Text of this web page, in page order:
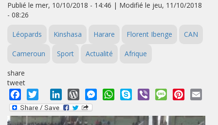
Publié le mer, 10/10/2018 - 14:46 | Modifié le jeu, 11/10/2018
- 08:26
Léopards Kinshasa Harare Florent Ibenge CAN
Cameroun Sport Actualité Afrique
share
tweet
Facebook
Twitter LinkedInWordPressMessengerWhatsApp
Skype Viber MessagePinterest